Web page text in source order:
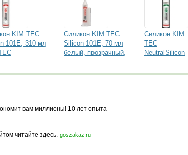
KIM TEC
101E, 310 мл
Силикон KIM TEC
Silicon 101E, 70 мл
белый, прозрачный,
черный KIM TEC
Силикон KIM
TEC
NeutralSilicon
301N , 310 мл
вам миллионы! 10 лет опыта
читайте здесь. goszakaz.ru